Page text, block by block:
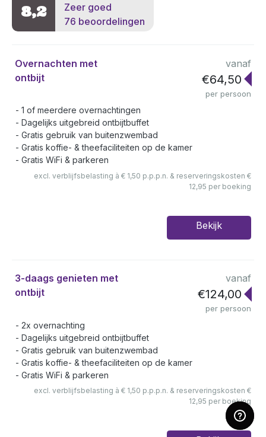
8,2
Zeer goed
76 beoordelingen
Overnachten met
ontbijt
vanaf
€64,50
per persoon
1 of meerdere overnachtingen
Dagelijks uitgebreid ontbijtbuffet
Gratis gebruik van buitenzwembad
Gratis koffie- & theefaciliteiten op de kamer
Gratis WiFi & parkeren
excl. verblijfsbelasting à € 1,50 p.p.p.n. & reserveringskosten €
12,95 per boeking
Bekijk
3-daags genieten met
ontbijt
vanaf
€124,00
per persoon
2x overnachting
Dagelijks uitgebreid ontbijtbuffet
Gratis gebruik van buitenzwembad
Gratis koffie- & theefaciliteiten op de kamer
Gratis WiFi & parkeren
excl. verblijfsbelasting à € 1,50 p.p.p.n. & reserveringskosten €
12,95 per boeking